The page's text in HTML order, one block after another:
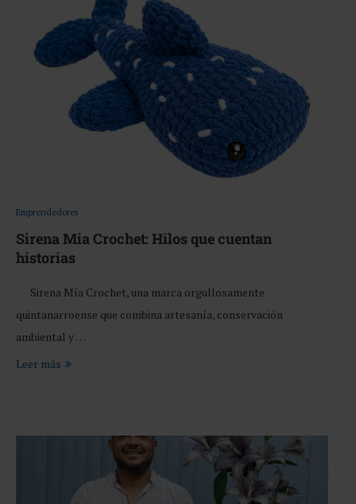
Emprendedores
Sirena Mia Crochet: Hilos que cuentan
historias
Sirena Mía Crochet, una marca orgullosamente
quintanarroense que combina artesanía, conservación
ambiental y …
Leer más